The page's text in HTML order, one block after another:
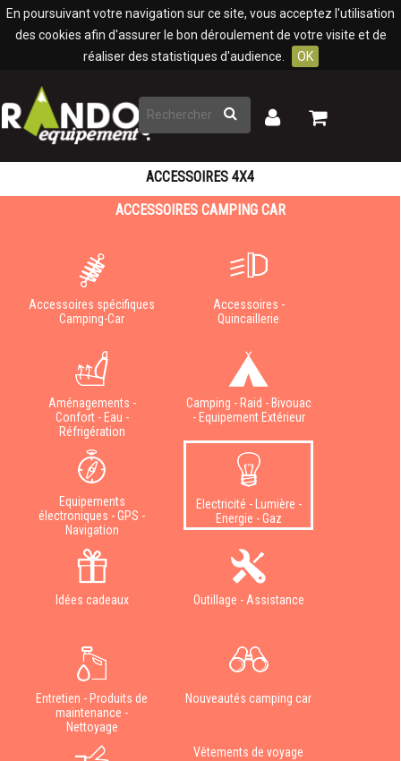
En poursuivant votre navigation sur ce site, vous acceptez l'utilisation
des cookies afin d'assurer le bon déroulement de votre visite et de
réaliser des statistiques d'audience.
OK
Rechercher
Mon
Mon
ACCESSOIRES 4X4
ACCESSOIRES CAMPING CAR
Accessoires spécifiques
Camping-Car
Accessoires -
Quincaillerie
Aménagements -
Confort - Eau -
Réfrigération
Camping - Raid - Bivouac
- Equipement Extérieur
Equipements
électroniques - GPS -
Navigation
Electricité - Lumière -
Energie - Gaz
Idées cadeaux Outillage - Assistance
Entretien - Produits de
maintenance -
Nettoyage
Nouveautés camping car
Vêtements de voyage
Panneau de gestion des cookies